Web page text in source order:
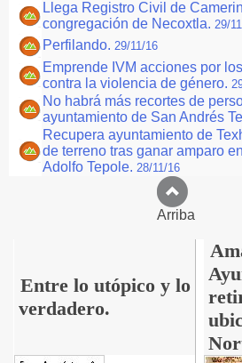
Llega Registro Civil de
congregación de Necoxtla. 29/
Perfilando. 29/11/16
Emprende IVM acciones por
contra la violencia de género.
No habrá más recortes de
ayuntamiento de San Andrés
Recupera ayuntamiento de
de terreno tras ganar amparo
Adolfo Tepole. 28/11/16
Arriba
Entre lo utópico y lo
verdadero.